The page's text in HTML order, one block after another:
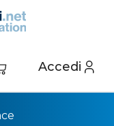
Accedi